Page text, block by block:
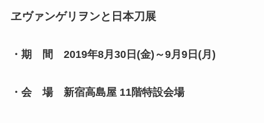
ヱヴァンゲリヲンと日本刀展
・期 間 2019年8月30日(金)～9月9日(月)
・会 場 新宿高島屋 11階特設会場